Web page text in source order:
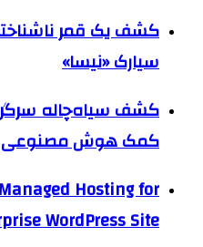
کشف یک قمر
سیارک «نیسا»
کشف سیاه‌چاله
کمک هوش مصنوعی
Hosting for
WordPress Site